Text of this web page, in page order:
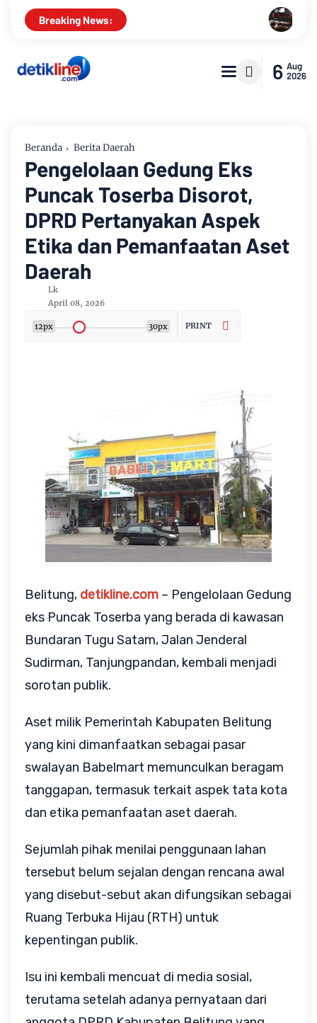
Breaking News: MK Kabulkan Sebagian Gugatan,
6 Aug
2026
Beranda Berita Daerah
Pengelolaan Gedung Eks
Puncak Toserba Disorot,
DPRD Pertanyakan Aspek
Etika dan Pemanfaatan Aset
Daerah
Lk
April 08, 2026
12px 30px PRINT
Belitung, detikline.com – Pengelolaan Gedung
eks Puncak Toserba yang berada di kawasan
Bundaran Tugu Satam, Jalan Jenderal
Sudirman, Tanjungpandan, kembali menjadi
sorotan publik.
Aset milik Pemerintah Kabupaten Belitung
yang kini dimanfaatkan sebagai pasar
swalayan Babelmart memunculkan beragam
tanggapan, termasuk terkait aspek tata kota
dan etika pemanfaatan aset daerah.
Sejumlah pihak menilai penggunaan lahan
tersebut belum sejalan dengan rencana awal
yang disebut-sebut akan difungsikan sebagai
Ruang Terbuka Hijau (RTH) untuk
kepentingan publik.
Isu ini kembali mencuat di media sosial,
terutama setelah adanya pernyataan dari